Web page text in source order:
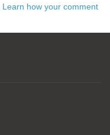
Learn how your comment